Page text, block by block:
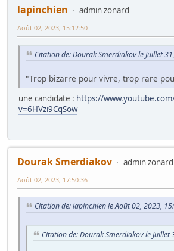
lapinchien
admin zonard
Août 02, 2023, 15:12:50
Citation de: Dourak Smerdiakov le Juillet
"Trop bizarre pour vivre, trop rare
une candidate : https://
v=6HVzi9CqSow
Dourak Smerdiakov
admin zonard
Août 02, 2023, 17:50:36
Citation de: lapinchien le Août 02, 2023,
Citation de: Dourak Smerdiakov le Juillet